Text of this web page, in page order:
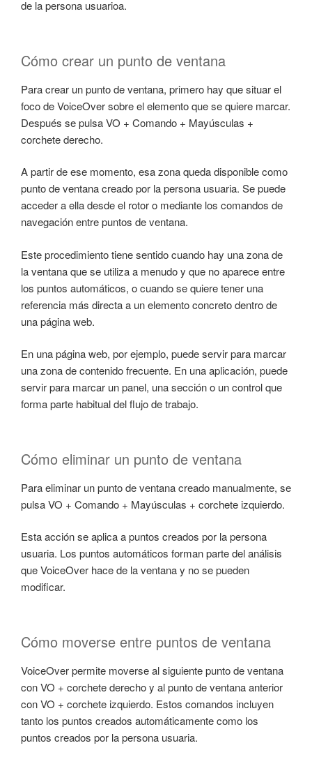
de la persona usuarioa.
Cómo crear un punto de ventana
Para crear un punto de ventana, primero hay que situar el
foco de VoiceOver sobre el elemento que se quiere marcar.
Después se pulsa VO + Comando + Mayúsculas +
corchete derecho.
A partir de ese momento, esa zona queda disponible como
punto de ventana creado por la persona usuaria. Se puede
acceder a ella desde el rotor o mediante los comandos de
navegación entre puntos de ventana.
Este procedimiento tiene sentido cuando hay una zona de
la ventana que se utiliza a menudo y que no aparece entre
los puntos automáticos, o cuando se quiere tener una
referencia más directa a un elemento concreto dentro de
una página web.
En una página web, por ejemplo, puede servir para marcar
una zona de contenido frecuente. En una aplicación, puede
servir para marcar un panel, una sección o un control que
forma parte habitual del flujo de trabajo.
Cómo eliminar un punto de ventana
Para eliminar un punto de ventana creado manualmente, se
pulsa VO + Comando + Mayúsculas + corchete izquierdo.
Esta acción se aplica a puntos creados por la persona
usuaria. Los puntos automáticos forman parte del análisis
que VoiceOver hace de la ventana y no se pueden
modificar.
Cómo moverse entre puntos de ventana
VoiceOver permite moverse al siguiente punto de ventana
con VO + corchete derecho y al punto de ventana anterior
con VO + corchete izquierdo. Estos comandos incluyen
tanto los puntos creados automáticamente como los
puntos creados por la persona usuaria.